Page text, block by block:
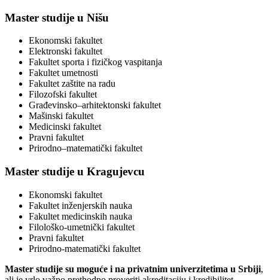
Master studije u Nišu
Ekonomski fakultet
Elektronski fakultet
Fakultet sporta i fizičkog vaspitanja
Fakultet umetnosti
Fakultet zaštite na radu
Filozofski fakultet
Građevinsko–arhitektonski fakultet
Mašinski fakultet
Medicinski fakultet
Pravni fakultet
Prirodno–matematički fakultet
Master studije u Kragujevcu
Ekonomski fakultet
Fakultet inženjerskih nauka
Fakultet medicinskih nauka
Filološko-umetnički fakultet
Pravni fakultet
Prirodno-matematički fakultet
Master studije su moguće i na privatnim univerzitetima u Srbiji,